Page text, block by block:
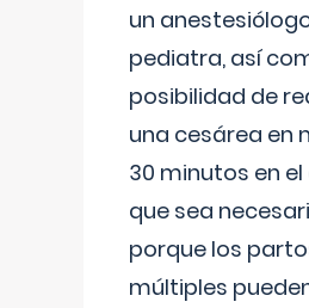
un
pediatra, así
posibilidad de
una cesárea en
30 minutos en
que sea
porque los
múltiples